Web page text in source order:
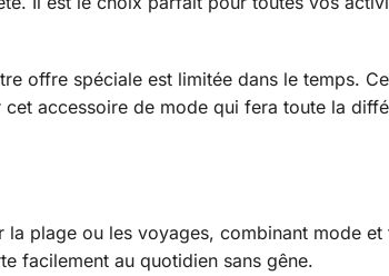
offre spéciale est limitée dans le temps.
cet accessoire de mode qui fera toute la
la plage ou les voyages, combinant mode
facilement au quotidien sans gêne.